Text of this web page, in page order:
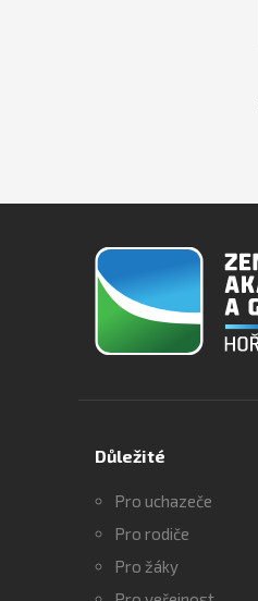
Důležité
Pro uchazeče
Pro rodiče
Pro žáky